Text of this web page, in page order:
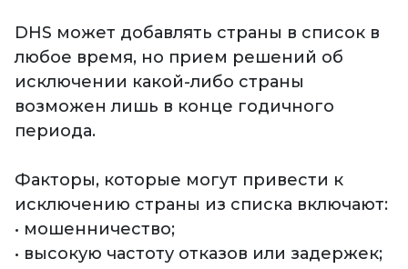
DHS может добавлять страны в список в
любое время, но прием решений об
исключении какой-либо страны
возможен лишь в конце годичного
периода.
Факторы, которые могут привести к
исключению страны из списка включают:
• мошенничество;
• высокую частоту отказов или задержек;